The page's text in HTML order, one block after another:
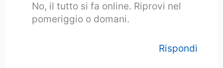
No, il tutto si fa online. Riprovi nel
pomeriggio o domani.
Rispondi